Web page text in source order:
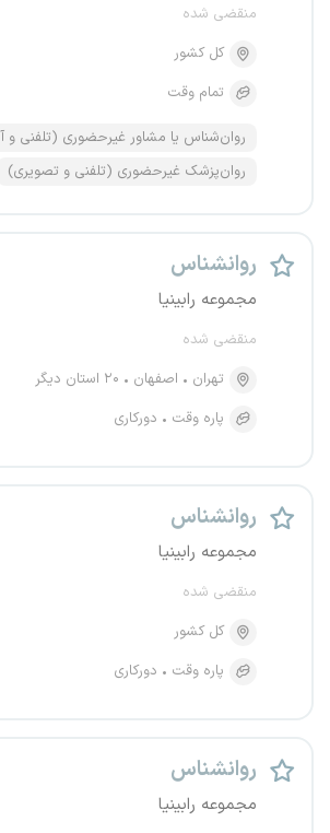
منقضی شده
کل کشور
تمام وقت
روان‌شناس یا مشاور غیرحضوری (تلفنی و
روان‌پزشک غیرحضوری (تلفنی و تصویری)
روانشناس
مجموعه رابینیا
منقضی شده
تهران
اصفهان
۲۰ استان دیگر
پاره وقت
دورکاری
روانشناس
مجموعه رابینیا
منقضی شده
کل کشور
پاره وقت
دورکاری
روانشناس
مجموعه رابینیا